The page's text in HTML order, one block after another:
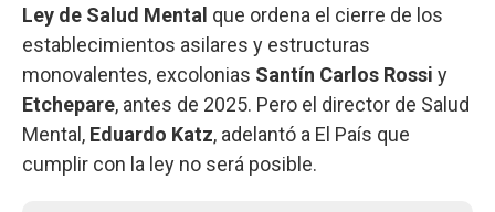
Ley de Salud Mental que ordena el cierre de los
establecimientos asilares y estructuras
monovalentes, excolonias Santín Carlos Rossi y
Etchepare, antes de 2025. Pero el director de Salud
Mental, Eduardo Katz, adelantó a El País que
cumplir con la ley no será posible.